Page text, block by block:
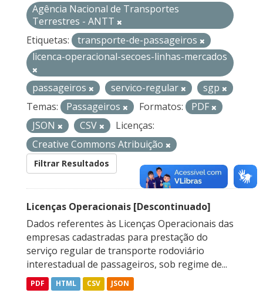
Agência Nacional de Transportes
Terrestres - ANTT
Etiquetas:
transporte-de-passageiros
licenca-operacional-secoes-linhas-mercados
passageiros servico-regular
sgp
Temas:
Passageiros Formatos:
PDF
JSON
CSV
Licenças:
Creative Commons Atribuição
Filtrar Resultados
Licenças Operacionais [Descontinuado]
Dados referentes às Licenças Operacionais das
empresas cadastradas para prestação do
serviço regular de transporte rodoviário
interestadual de passageiros, sob regime de...
PDF HTML CSV JSON